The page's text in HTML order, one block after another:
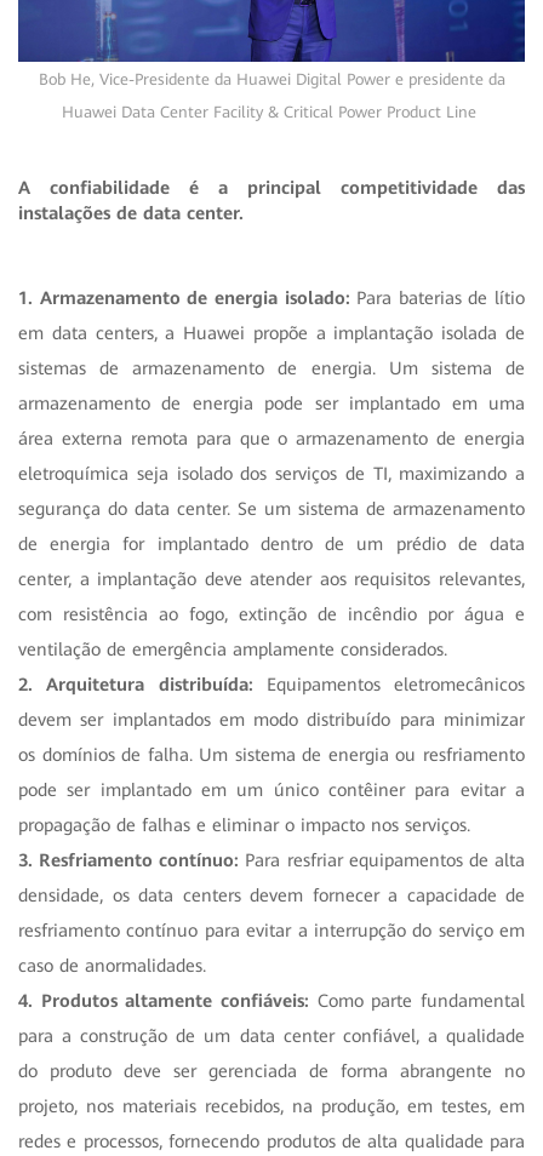
Bob He, Vice-Presidente da Huawei Digital Power e presidente da
Huawei Data Center Facility & Critical Power Product Line
A confiabilidade é a principal competitividade das
instalações de data center.
1. Armazenamento de energia isolado: Para baterias de lítio
em data centers, a Huawei propõe a implantação isolada de
sistemas de armazenamento de energia. Um sistema de
armazenamento de energia pode ser implantado em uma
área externa remota para que o armazenamento de energia
eletroquímica seja isolado dos serviços de TI, maximizando a
segurança do data center. Se um sistema de armazenamento
de energia for implantado dentro de um prédio de data
center, a implantação deve atender aos requisitos relevantes,
com resistência ao fogo, extinção de incêndio por água e
ventilação de emergência amplamente considerados.
2. Arquitetura distribuída: Equipamentos eletromecânicos
devem ser implantados em modo distribuído para minimizar
os domínios de falha. Um sistema de energia ou resfriamento
pode ser implantado em um único contêiner para evitar a
propagação de falhas e eliminar o impacto nos serviços.
3. Resfriamento contínuo: Para resfriar equipamentos de alta
densidade, os data centers devem fornecer a capacidade de
resfriamento contínuo para evitar a interrupção do serviço em
caso de anormalidades.
4. Produtos altamente confiáveis: Como parte fundamental
para a construção de um data center confiável, a qualidade
do produto deve ser gerenciada de forma abrangente no
projeto, nos materiais recebidos, na produção, em testes, em
redes e processos, fornecendo produtos de alta qualidade para